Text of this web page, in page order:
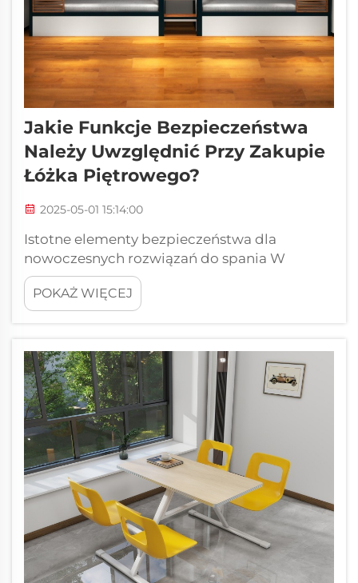
Jakie Funkcje Bezpieczeństwa
Należy Uwzględnić Przy Zakupie
Łóżka Piętrowego?
2025-05-01 15:14:00
Istotne elementy bezpieczeństwa dla
nowoczesnych rozwiązań do spania W
kwestii maksymalnego wykorzystania
przestrzeni sypialni przy jednoczesnym
zapewnieniu bezpiecznego środowiska do
piętrowego staje się kluczowy. Łóżko
piętrowe metalowe oferuje trwałość i
stabilność, co czyni je...
POKAŻ WIĘCEJ